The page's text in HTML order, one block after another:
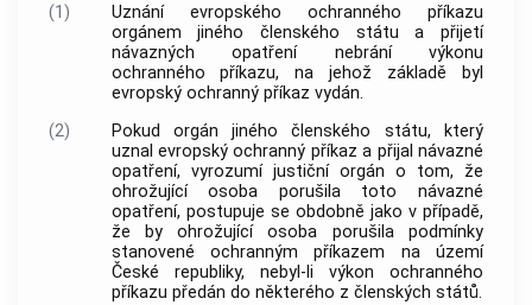
(1)
Uznání evropského ochranného příkazu
orgánem jiného členského státu a přijetí
návazných opatření nebrání výkonu
ochranného příkazu, na jehož základě byl
evropský ochranný příkaz vydán.
(2)
Pokud orgán jiného členského státu, který
uznal evropský ochranný příkaz a přijal návazné
opatření, vyrozumí justiční orgán o tom, že
ohrožující osoba porušila toto návazné
opatření, postupuje se obdobně jako v případě,
že by ohrožující osoba porušila podmínky
stanovené ochranným příkazem na území
České republiky, nebyl-li výkon ochranného
příkazu předán do některého z členských států.